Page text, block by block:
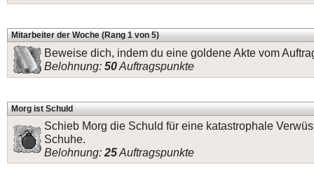
Mitarbeiter der Woche (Rang 1 von 5)
Beweise dich, indem du eine goldene Akte vom
Belohnung: 50Auftragspunkte
Morg ist Schuld
Schieb Morg die Schuld für eine katastrophale
Schuhe.
Belohnung: 25Auftragspunkte